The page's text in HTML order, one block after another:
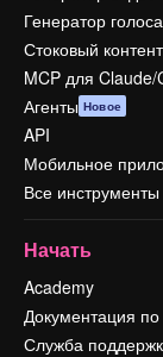
Генератор
Стоковый контент
MCP для Claude/
Агенты Новое
API
Мобильное
Все
Начать
Academy
Документация
Служба